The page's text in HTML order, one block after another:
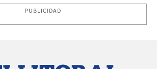
PUBLICIDAD